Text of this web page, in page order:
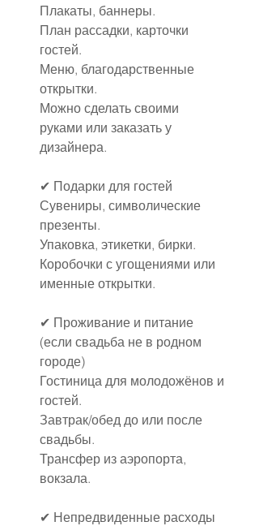
Плакаты, баннеры.
План рассадки, карточки
гостей.
Меню, благодарственные
открытки.
Можно сделать своими
руками или заказать у
дизайнера.
✔ Подарки для гостей
Сувениры, символические
презенты.
Упаковка, этикетки, бирки.
Коробочки с угощениями или
именные открытки.
✔ Проживание и питание
(если свадьба не в родном
городе)
Гостиница для молодожёнов и
гостей.
Завтрак/обед до или после
свадьбы.
Трансфер из аэропорта,
вокзала.
✔ Непредвиденные расходы